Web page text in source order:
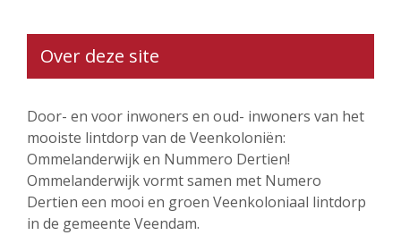
Over deze site
Door- en voor inwoners en oud- inwoners van het
mooiste lintdorp van de Veenkoloniën:
Ommelanderwijk en Nummero Dertien!
Ommelanderwijk vormt samen met Numero
Dertien een mooi en groen Veenkoloniaal lintdorp
in de gemeente Veendam.